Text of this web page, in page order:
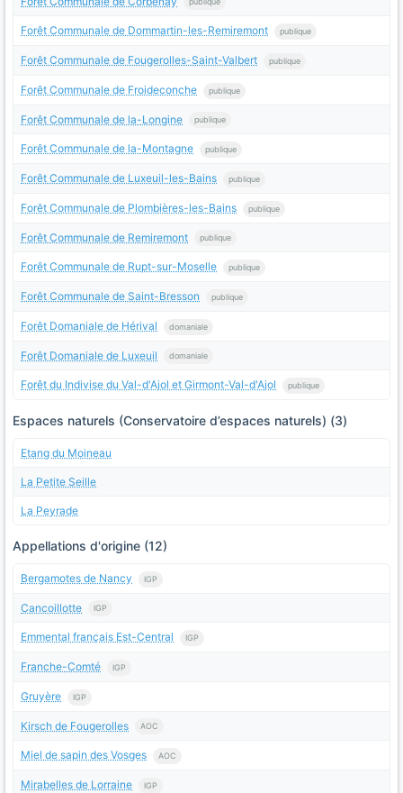
Forêt Communale de Dommartin-les-Remiremont publique
Forêt Communale de Fougerolles-Saint-Valbert publique
Forêt Communale de Froideconche publique
Forêt Communale de la-Longine publique
Forêt Communale de la-Montagne publique
Forêt Communale de Luxeuil-les-Bains publique
Forêt Communale de Plombières-les-Bains publique
Forêt Communale de Remiremont publique
Forêt Communale de Rupt-sur-Moselle publique
Forêt Communale de Saint-Bresson publique
Forêt Domaniale de Hérival domaniale
Forêt Domaniale de Luxeuil domaniale
Forêt du Indivise du Val-d'Ajol et Girmont-Val-d'Ajol publique
Espaces naturels (Conservatoire d’espaces naturels) (3)
Etang du Moineau
La Petite Seille
La Peyrade
Appellations d'origine (12)
Bergamotes de Nancy IGP
Cancoillotte IGP
Emmental français Est-Central IGP
Franche-Comté IGP
Gruyère IGP
Kirsch de Fougerolles AOC
Miel de sapin des Vosges AOC
Mirabelles de Lorraine IGP